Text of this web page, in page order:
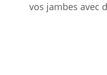
vos jambes avec